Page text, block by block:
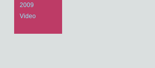
2009
Video